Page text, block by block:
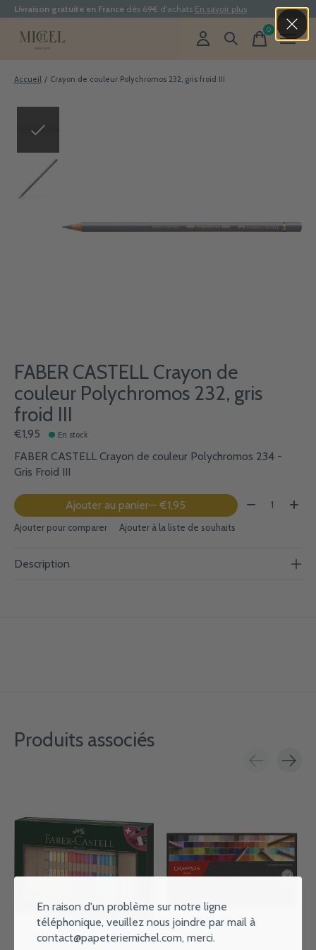
Livraison gratuite en France dès 69€ d'achats En savoir plus
0items
Accueil / Crayon de couleur Polychromos 232, gris froid III
FABER CASTELL Crayon de
couleur Polychromos 232, gris
froid III
€1,95 En stock
FABER CASTELL Crayon de couleur Polychromos 234 -
Gris Froid III
Ajouter au panier — €1,95 Quantité:
Ajouter pour comparer Ajouter à la liste de souhaits
Description
Produits associés
En raison d'un problème sur notre ligne
téléphonique, veuillez nous joindre par mail à
contact@papeteriemichel.com, merci.